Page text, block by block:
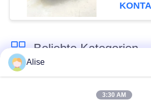
Beliebte Kategorien
Alise
3:30 AM